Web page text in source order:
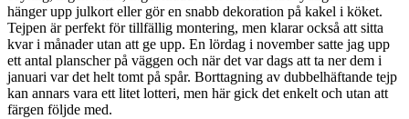
hänger upp julkort eller gör en snabb dekoration på kakel i köket.
Tejpen är perfekt för tillfällig montering, men klarar också att sitta
kvar i månader utan att ge upp. En lördag i november satte jag upp
ett antal planscher på väggen och när det var dags att ta ner dem i
januari var det helt tomt på spår. Borttagning av dubbelhäftande tejp
kan annars vara ett litet lotteri, men här gick det enkelt och utan att
färgen följde med.